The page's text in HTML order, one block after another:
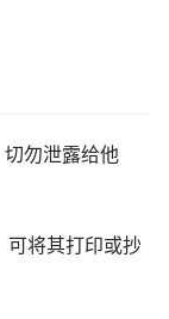
勿泄露给他
可将其打印或抄